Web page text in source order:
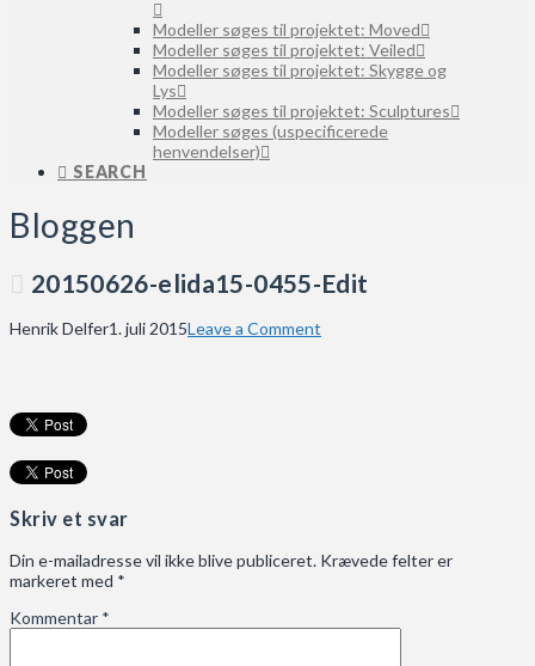
Modeller søges til projektet: Moved
Modeller søges til projektet: Veiled
Modeller søges til projektet: Skygge og
Lys
Modeller søges til projektet: Sculptures
Modeller søges (uspecificerede
henvendelser)
SEARCH
Bloggen
20150626-elida15-0455-Edit
Henrik Delfer1. juli 2015Leave a Comment
Skriv et svar
Din e-mailadresse vil ikke blive publiceret. Krævede felter er
markeret med *
Kommentar *